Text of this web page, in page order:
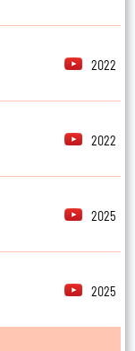
2022
2022
2025
2025